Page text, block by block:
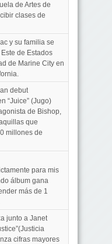
de Artes de
clases de
y su familia se
de Estados
de Marine City en
debut
“Juice” (Jugo)
de Bishop,
que
millones de
para mis
álbum gana
más de 1
junto a Janet
cifras mayores